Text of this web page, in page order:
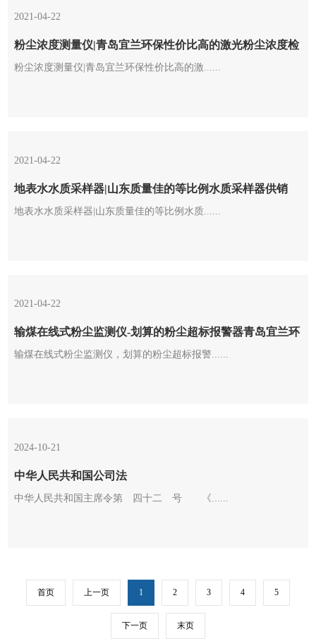
2021-04-22
粉尘浓度测量仪|青岛宜兰环保性价比高的激光粉尘浓度检
测仪_你的理想选择
粉尘浓度测量仪|青岛宜兰环保性价比高的激......
2021-04-22
地表水水质采样器|山东质量佳的等比例水质采样器供销
地表水水质采样器|山东质量佳的等比例水质......
2021-04-22
输煤在线式粉尘监测仪-划算的粉尘超标报警器青岛宜兰环
保供应
输煤在线式粉尘监测仪，划算的粉尘超标报警......
2024-10-21
中华人民共和国公司法
中华人民共和国主席令第 四十二 号 《......
首页 上一页 1 2 3 4 5
下一页 末页